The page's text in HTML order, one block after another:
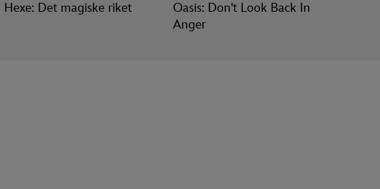
Hexe: Det magiske riket
Oasis: Don't Look Back In
Anger